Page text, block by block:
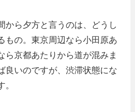
から夕方と言うのは、どうし
もの。東京周辺なら小田原あ
ら京都あたりから道が混みま
良いのですが、渋滞状態にな